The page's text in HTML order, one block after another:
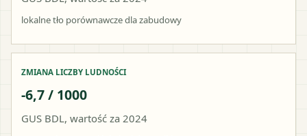
lokalne tło porównawcze dla zabudowy
ZMIANA LICZBY LUDNOŚCI
-6,7 / 1000
GUS BDL, wartość za 2024